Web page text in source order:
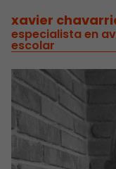
xavier
especialista en
escolar